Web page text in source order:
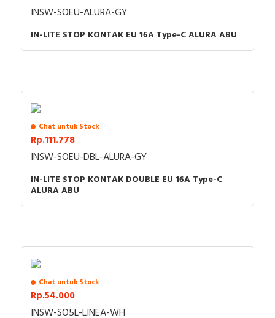
INSW-SOEU-ALURA-GY
IN-LITE STOP KONTAK EU 16A Type-C ALURA ABU
Chat untuk Stock
Rp.111.778
INSW-SOEU-DBL-ALURA-GY
IN-LITE STOP KONTAK DOUBLE EU 16A Type-C
ALURA ABU
Chat untuk Stock
Rp.54.000
INSW-SO5L-LINEA-WH